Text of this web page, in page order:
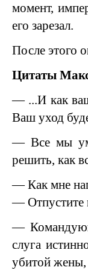
момент,
его зарезал.
После этого
Цитаты
— ...И как
Ваш уход
— Все мы
решить, как
— Как мне
— Отпустите
—
слуга
убитой жены,